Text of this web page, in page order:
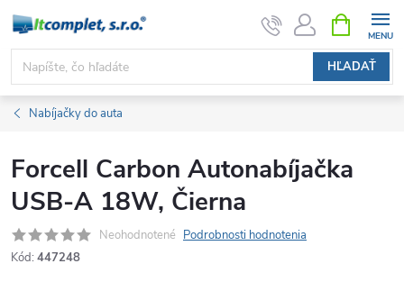
Prejsť
obsah
HĽADAŤ
KOŠÍK
Nabíjačky do auta
Forcell Carbon Autonabíjačka
USB-A 18W, Čierna
Neohodnotené Podrobnosti hodnotenia
Kód: 447248